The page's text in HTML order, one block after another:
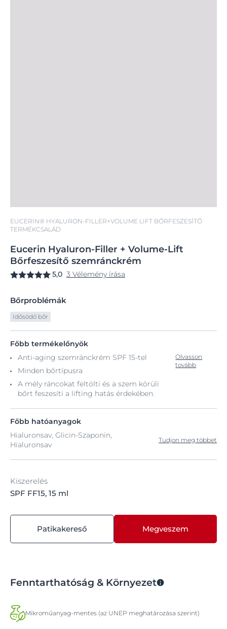
EUCERIN® HYALURON-FILLER+VOLUME LIFT BŐRFESZESÍTŐ
TERMÉKCSALÁD
Eucerin Hyaluron-Filler + Volume-Lift
Bőrfeszesítő szemránckrém
5,0 3 Vélemény írása
Bőrproblémák
Idősödő bőr
Főbb termékelőnyök
Anti-aging szemránckrém SPF 15-tel
Minden bőrtípusra
A mély ráncokat feltölti és a szem körüli
bőrt feszesíti a lifting hatás érdekében.
Olvasson
tovább
Főbb hatóanyagok
Hialuronsav, Glicin-Szaponin,
Hialuronsav
Tudjon meg többet
Kiszerelés
SPF FF15, 15 ml
Patikakereső Megveszem
Fenntarthatóság & Környezet
Mikroműanyag-mentes (az UNEP meghatározása szerint)